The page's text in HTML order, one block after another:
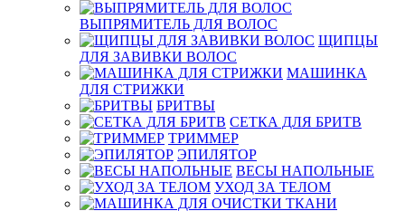
ВЫПРЯМИТЕЛЬ ДЛЯ ВОЛОС
ЩИПЦЫ
ДЛЯ ЗАВИВКИ ВОЛОС
МАШИНКА
ДЛЯ СТРИЖКИ
БРИТВЫ
СЕТКА ДЛЯ БРИТВ
ТРИММЕР
ЭПИЛЯТОР
ВЕСЫ НАПОЛЬНЫЕ
УХОД ЗА ТЕЛОМ